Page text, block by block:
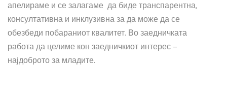
апелираме и се залагаме да биде транспарентна,
консултативна и инклузивна за да може да се
обезбеди побараниот квалитет. Во заедничката
работа да целиме кон заедничкиот интерес –
најдоброто за младите.